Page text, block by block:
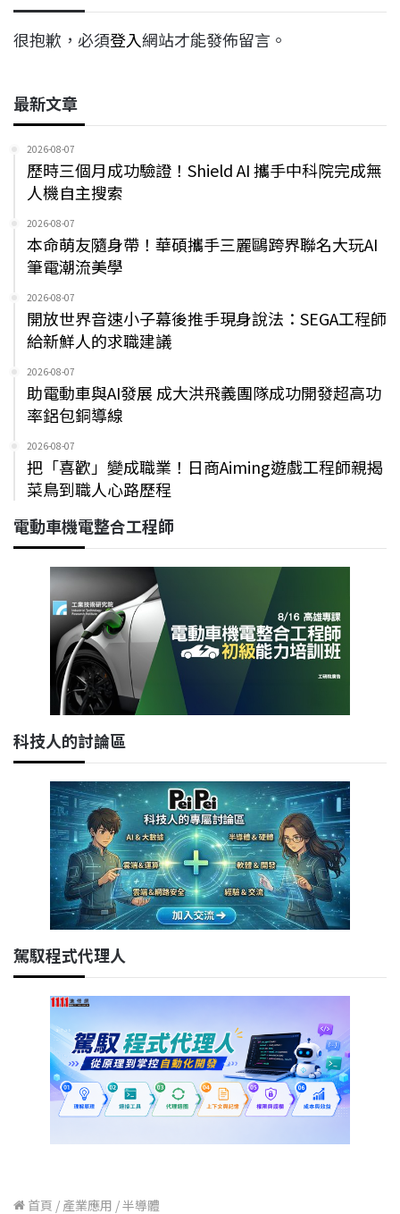
很抱歉，必須登入網站才能發佈留言。
最新文章
2026-08-07
歷時三個月成功驗證！Shield AI 攜手中科院完成無
人機自主搜索
2026-08-07
本命萌友隨身帶！華碩攜手三麗鷗跨界聯名大玩AI
筆電潮流美學
2026-08-07
開放世界音速小子幕後推手現身說法：SEGA工程師
給新鮮人的求職建議
2026-08-07
助電動車與AI發展 成大洪飛義團隊成功開發超高功
率鋁包銅導線
2026-08-07
把「喜歡」變成職業！日商Aiming遊戲工程師親揭
菜鳥到職人心路歷程
電動車機電整合工程師
科技人的討論區
駕馭程式代理人